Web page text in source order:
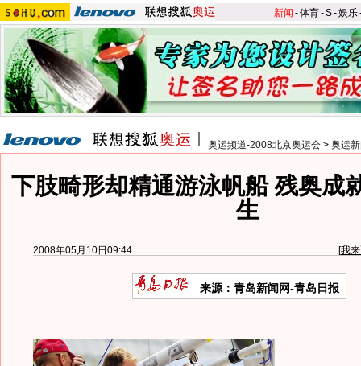
新闻 -体育-S-娱乐
奥运频道-2008北京奥运会 > 奥运
下肢畸形却精通游泳帆船 残奥成
生
2008年05月10日09:44 [我
来源：青岛新闻网-青岛日报